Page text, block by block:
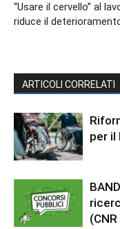
“Usare il cervello” al
riduce il
ARTICOLI CORRELATI
per il